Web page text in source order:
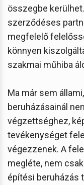
összegbe
szerződéses
megfelelő
könnyen
szakmai műhiba
Ma már sem
beruházásainál
végzettséghez,
tevékenységet
végezzenek. A
megléte, nem
építési beruházás